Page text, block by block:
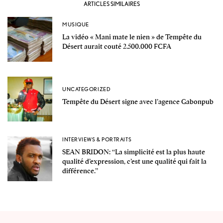
ARTICLES SIMILAIRES
MUSIQUE
La vidéo « Mani mate le nien » de Tempête du
Désert aurait couté 2.500.000 FCFA
UNCATEGORIZED
Tempête du Désert signe avec l’agence Gabonpub
INTERVIEWS & PORTRAITS
SEAN BRIDON: ‘‘La simplicité est la plus haute
qualité d’expression, c’est une qualité qui fait la
différence.’’